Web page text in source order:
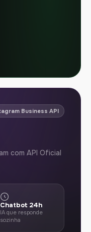
Business API
com API Oficial
Chatbot 24h
IA que responde
sozinha